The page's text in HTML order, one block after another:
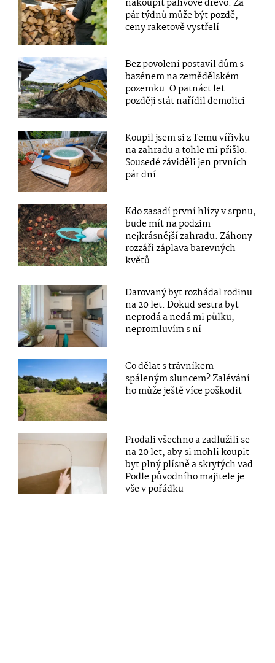
pár týdnů může být pozdě,
ceny raketově vystřelí
Bez povolení postavil dům s
bazénem na zemědělském
pozemku. O patnáct let
později stát nařídil demolici
Koupil jsem si z Temu vířivku
na zahradu a tohle mi přišlo.
Sousedé záviděli jen prvních
pár dní
Kdo zasadí první hlízy v srpnu,
bude mít na podzim
nejkrásnější zahradu. Záhony
rozzáří záplava barevných
květů
Darovaný byt rozhádal rodinu
na 20 let. Dokud sestra byt
neprodá a nedá mi půlku,
nepromluvím s ní
Co dělat s trávníkem
spáleným sluncem? Zalévání
ho může ještě více poškodit
Prodali všechno a zadlužili se
na 20 let, aby si mohli koupit
byt plný plísně a skrytých vad.
Podle původního majitele je
vše v pořádku